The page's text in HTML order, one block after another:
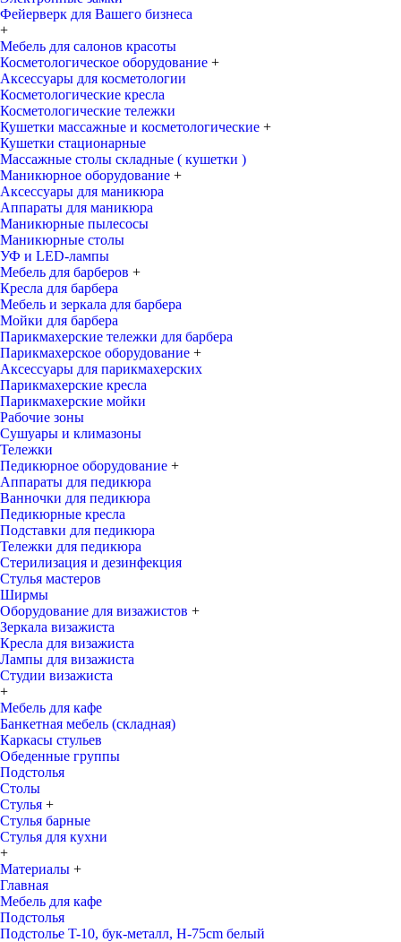
Фейерверк для Вашего бизнеса
+
Мебель для салонов красоты
Косметологическое оборудование +
Аксессуары для косметологии
Косметологические кресла
Косметологические тележки
Кушетки массажные и косметологические +
Кушетки стационарные
Массажные столы складные ( кушетки )
Маникюрное оборудование +
Аксессуары для маникюра
Аппараты для маникюра
Маникюрные пылесосы
Маникюрные столы
УФ и LED-лампы
Мебель для барберов +
Кресла для барбера
Мебель и зеркала для барбера
Мойки для барбера
Парикмахерские тележки для барбера
Парикмахерское оборудование +
Аксессуары для парикмахерских
Парикмахерские кресла
Парикмахерские мойки
Рабочие зоны
Сушуары и климазоны
Тележки
Педикюрное оборудование +
Аппараты для педикюра
Ванночки для педикюра
Педикюрные кресла
Подставки для педикюра
Тележки для педикюра
Стерилизация и дезинфекция
Стулья мастеров
Ширмы
Оборудование для визажистов +
Зеркала визажиста
Кресла для визажиста
Лампы для визажиста
Студии визажиста
+
Мебель для кафе
Банкетная мебель (складная)
Каркасы стульев
Обеденные группы
Подстолья
Столы
Стулья +
Стулья барные
Стулья для кухни
+
Материалы +
Главная
Мебель для кафе
Подстолья
Подстолье T-10, бук-металл, H-75cm белый